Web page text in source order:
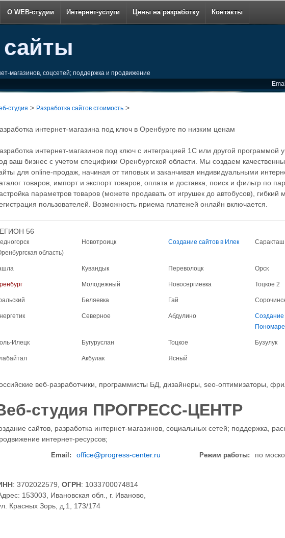
О WEB-студии Интернет-услуги Цены на разработку Контакты
магазинов, соцсетей; поддержка и продвижение
студия > Разработка сайтов стоимость >
интернет-магазина под ключ в Оренбурге по низким ценам
интернет-магазинов под ключ с интеграцией 1С или другой программой
ваш бизнес с учетом специфики Оренбургской области. Мы создаем
для online-продаж, начиная от типовых и заканчивая индивидуальными
товаров, импорт и экспорт товаров, оплата и доставка, поиск и фильтр по
параметров товаров (можете продавать от игрушек до автобусов), гибкий
пользователей. Возможность приема платежей онлайн включается.
56
область)
Новотроицк Создание сайтов в Илек Саракташ
Кувандык Переволоцк Орск
Молодежный Новосергиевка Тоцкоe 2
Беляевка Гай
Северное Абдулино
Создание
Илецк Бугуруслан Тоцкое Бузулук
Акбулак Ясный
веб-разработчики, программисты БД, дизайнеры, seo-оптимизаторы,
студия ПРОГРЕСС-ЦЕНТР
сайтов, разработка интернет-магазинов, социальных сетей; поддержка,
интернет-ресурсов;
Email: office@progress-center.ru Режим работы: по
: 3702022579,ОГРН: 1033700074814
153003, Ивановская обл., г. Иваново,
Красных Зорь, д.1, 173/174